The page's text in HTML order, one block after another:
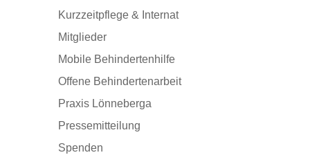
Kurzzeitpflege & Internat
Mitglieder
Mobile Behindertenhilfe
Offene Behindertenarbeit
Praxis Lönneberga
Pressemitteilung
Spenden